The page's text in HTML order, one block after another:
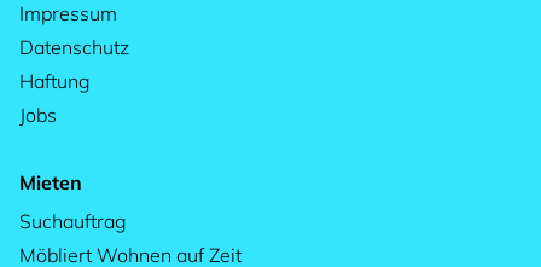
Impressum
Datenschutz
Haftung
Jobs
Mieten
Suchauftrag
Möbliert Wohnen auf Zeit